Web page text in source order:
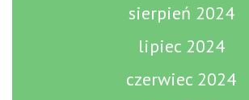
sierpień 2024
lipiec 2024
czerwiec 2024